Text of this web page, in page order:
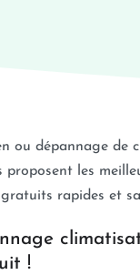
ou dépannage de
les
rapides et
!